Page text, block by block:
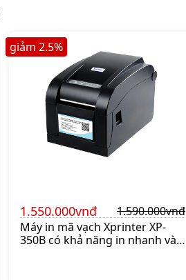
1.550.000vnđ
1.590.000vnđ
Máy in mã vạch Xprinter XP-
350B có khả năng in nhanh và
giảm 2.5%